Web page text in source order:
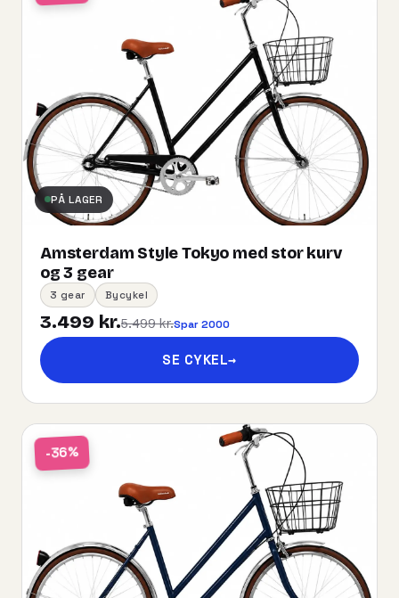
PÅ LAGER
Amsterdam Style Tokyo med stor kurv
og 3 gear
3 gear Bycykel
3.499 kr.5.499 kr.Spar 2000
SE CYKEL→
-36%